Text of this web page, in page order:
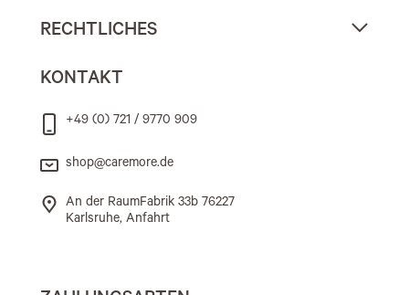
RECHTLICHES
KONTAKT
+49 (0) 721 / 9770 909
shop@caremore.de
An der RaumFabrik 33b 76227
Karlsruhe, Anfahrt